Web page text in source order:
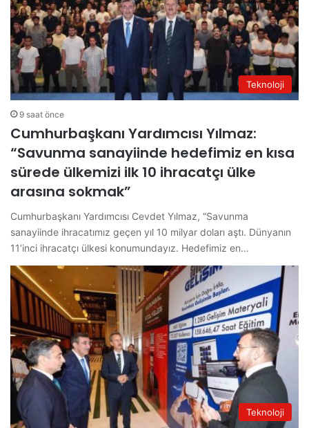
Teknoloji
9 saat önce
Cumhurbaşkanı Yardımcısı Yılmaz:
“Savunma sanayiinde hedefimiz en kısa
sürede ülkemizi ilk 10 ihracatçı ülke
arasına sokmak”
Cumhurbaşkanı Yardımcısı Cevdet Yılmaz, “Savunma
sanayiinde ihracatımız geçen yıl 10 milyar doları aştı. Dünyanın
11’inci ihracatçı ülkesi konumundayız. Hedefimiz en…
Teknoloji